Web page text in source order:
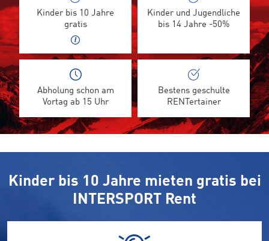
Kinder bis 10 Jahre
gratis
Kinder und Jugendliche
bis 14 Jahre -50%
Abholung schon am
Vortag ab 15 Uhr
Bestens geschulte
RENTertainer
Kinder bis 10 Jahre mieten gratis bei
INTERSPORT Rent